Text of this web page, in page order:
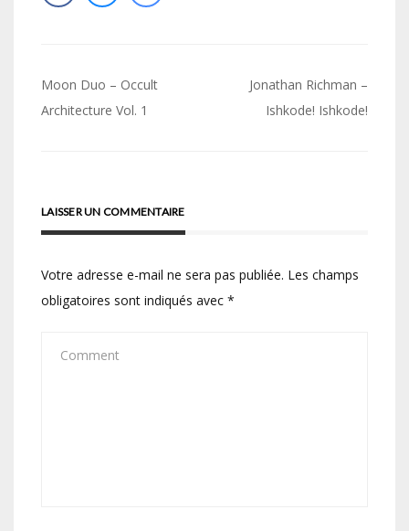
Navigation
de
Moon Duo – Occult
Architecture Vol. 1
Jonathan Richman –
Ishkode! Ishkode!
LAISSER UN COMMENTAIRE
Votre adresse e-mail ne sera pas publiée. Les champs
obligatoires sont indiqués avec *